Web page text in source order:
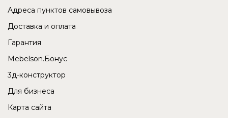
Адреса пунктов самовывоза
Доставка и оплата
Гарантия
Mebelson.Бонус
3д-конструктор
Для бизнеса
Карта сайта